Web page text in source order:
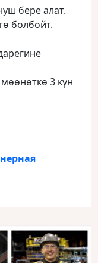
бере алат.
болбойт.
3 күн